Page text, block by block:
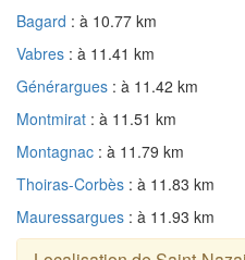
Bagard : à 10.77 km
Vabres : à 11.41 km
Générargues : à 11.42 km
Montmirat : à 11.51 km
Montagnac : à 11.79 km
Thoiras-Corbès : à 11.83 km
Mauressargues : à 11.93 km